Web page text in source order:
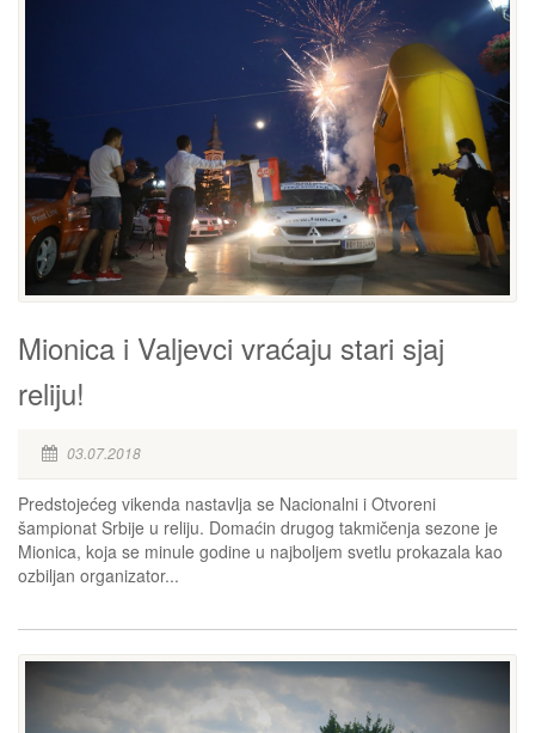
Mionica i Valjevci vraćaju stari sjaj
reliju!
03.07.2018
Predstojećeg vikenda nastavlja se Nacionalni i Otvoreni
šampionat Srbije u reliju. Domaćin drugog takmičenja sezone je
Mionica, koja se minule godine u najboljem svetlu prokazala kao
ozbiljan organizator...